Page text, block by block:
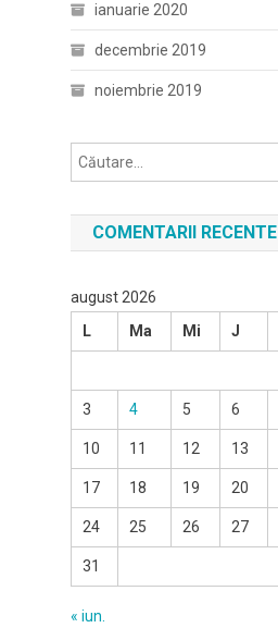
ianuarie 2020
decembrie 2019
noiembrie 2019
COMENTARII RECENTE
august 2026
L
Ma Mi J
3 4 5 6
10 11 12 13
17 18 19 20
24 25 26 27
31
« iun.